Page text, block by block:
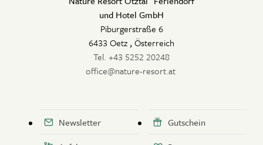
Newsletter
Gutschein
und Hotel GmbH
Piburgerstraße 6
6433 Oetz ,Österreich
Tel. +43 5252 20248
office@nature-resort.at